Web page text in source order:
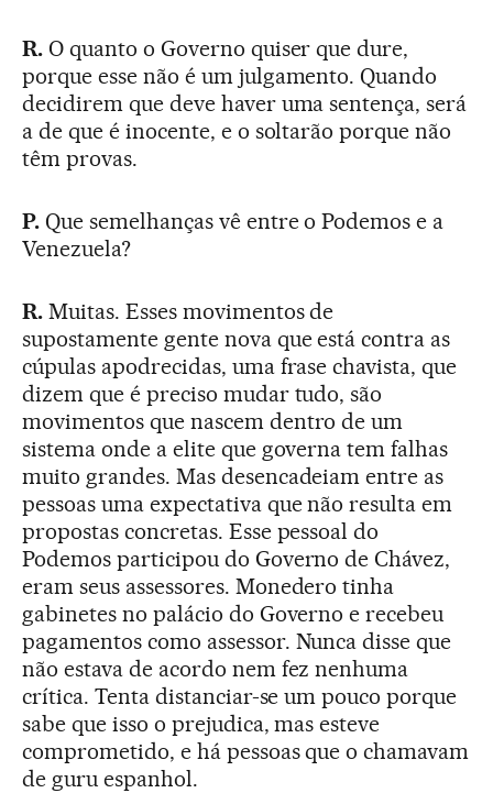
R.O quanto o Governo quiser que dure,
porque esse não é um julgamento. Quando
decidirem que deve haver uma sentença, será
a de que é inocente, e o soltarão porque não
têm provas.
P.Que semelhanças vê entre o Podemos e a
Venezuela?
R.Muitas. Esses movimentos de
supostamente gente nova que está contra as
cúpulas apodrecidas, uma frase chavista, que
dizem que é preciso mudar tudo, são
movimentos que nascem dentro de um
sistema onde a elite que governa tem falhas
muito grandes. Mas desencadeiam entre as
pessoas uma expectativa que não resulta em
propostas concretas. Esse pessoal do
Podemos participou do Governo de Chávez,
eram seus assessores. Monedero tinha
gabinetes no palácio do Governo e recebeu
pagamentos como assessor. Nunca disse que
não estava de acordo nem fez nenhuma
crítica. Tenta distanciar-se um pouco porque
sabe que isso o prejudica, mas esteve
comprometido, e há pessoas que o chamavam
de guru espanhol.